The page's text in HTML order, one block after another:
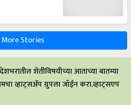
More Stories
शेतीविषयीच्या आताच्या बातम्या
व्हाट्सअँप ग्रुपला जॉईन करा.व्हाट्सएप